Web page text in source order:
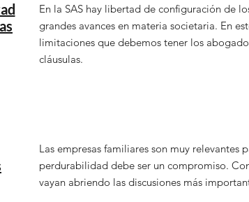
En la SAS hay libertad de configuración de
grandes avances en materia societaria. En
limitaciones que debemos tener los
cláusulas.
Las empresas familiares son muy relevantes
perdurabilidad debe ser un compromiso.
vayan abriendo las discusiones más